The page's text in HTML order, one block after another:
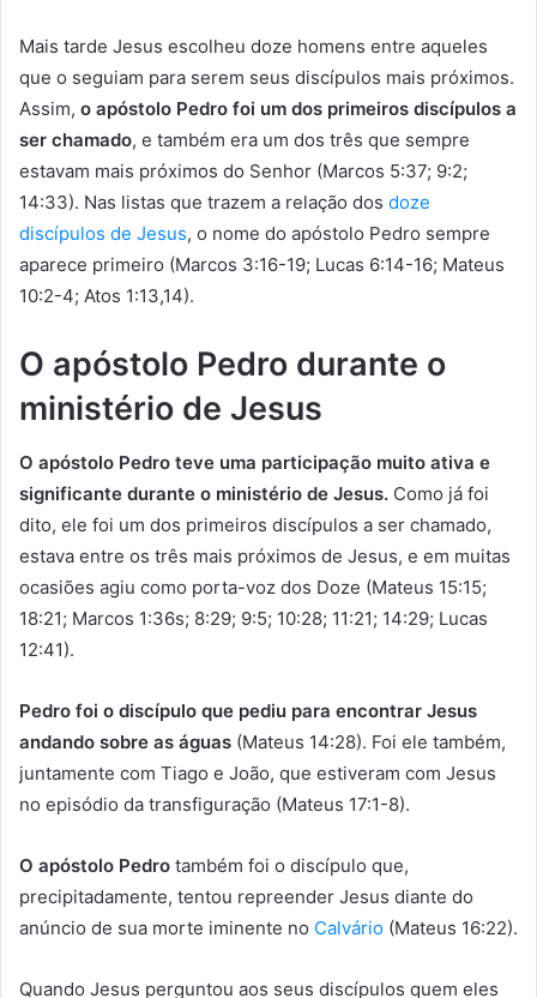
Mais tarde Jesus escolheu doze homens entre aqueles
que o seguiam para serem seus discípulos mais próximos.
Assim, o apóstolo Pedro foi um dos primeiros discípulos a
ser chamado, e também era um dos três que sempre
estavam mais próximos do Senhor (Marcos 5:37; 9:2;
14:33). Nas listas que trazem a relação dos doze
discípulos de Jesus, o nome do apóstolo Pedro sempre
aparece primeiro (Marcos 3:16-19; Lucas 6:14-16; Mateus
10:2-4; Atos 1:13,14).
O apóstolo Pedro durante o
ministério de Jesus
O apóstolo Pedro teve uma participação muito ativa e
significante durante o ministério de Jesus. Como já foi
dito, ele foi um dos primeiros discípulos a ser chamado,
estava entre os três mais próximos de Jesus, e em muitas
ocasiões agiu como porta-voz dos Doze (Mateus 15:15;
18:21; Marcos 1:36s; 8:29; 9:5; 10:28; 11:21; 14:29; Lucas
12:41).
Pedro foi o discípulo que pediu para encontrar Jesus
andando sobre as águas (Mateus 14:28). Foi ele também,
juntamente com Tiago e João, que estiveram com Jesus
no episódio da transfiguração (Mateus 17:1-8).
O apóstolo Pedro também foi o discípulo que,
precipitadamente, tentou repreender Jesus diante do
anúncio de sua morte iminente no Calvário (Mateus 16:22).
Quando Jesus perguntou aos seus discípulos quem eles